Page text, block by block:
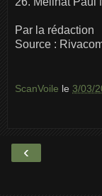
Par la rédaction
Source :
ScanVoile le 3/03/
‹